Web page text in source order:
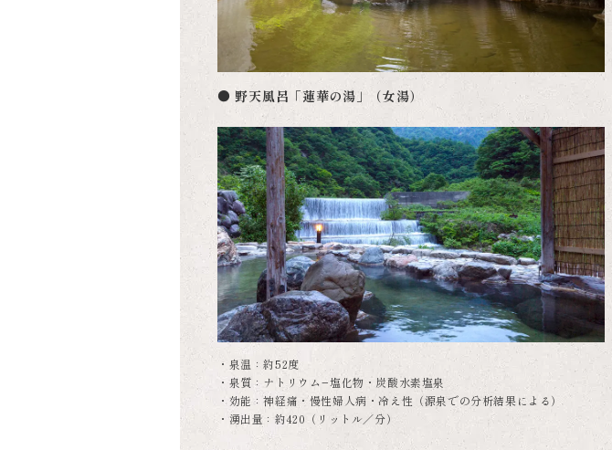
● 野天風呂「蓮華の湯」（女湯）
・泉温：約52度
・泉質：ナトリウム−塩化物・炭酸水素塩泉
・効能：神経痛・慢性婦人病・冷え性（源泉での分析結果による）
・湧出量：約420（リットル／分）